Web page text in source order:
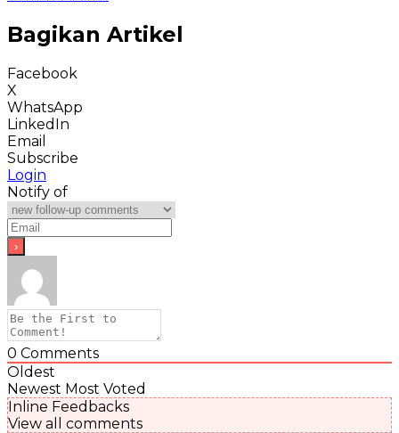
Bagikan Artikel
Facebook
X
WhatsApp
LinkedIn
Email
Subscribe
Login
Notify of
0 Comments
Oldest
Newest Most Voted
Inline Feedbacks
View all comments